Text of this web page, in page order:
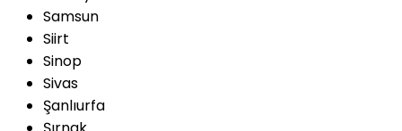
Samsun
Siirt
Sinop
Sivas
Şanlıurfa